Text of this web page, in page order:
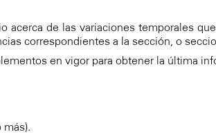
de las variaciones temporales
correspondientes a la sección, o
en vigor para obtener la última